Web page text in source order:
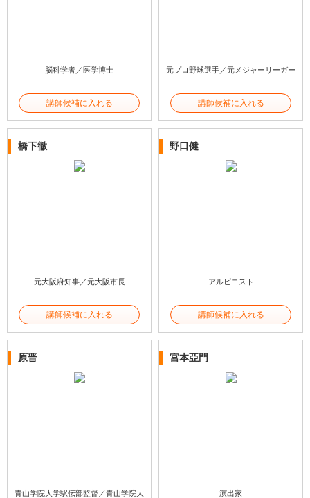
脳科学者／医学博士
講師候補に入れる
元プロ野球選手／元メジャーリーガー
講師候補に入れる
橋下徹
元大阪府知事／元大阪市長
講師候補に入れる
野口健
アルピニスト
講師候補に入れる
原晋
青山学院大学駅伝部監督／青山学院大
宮本亞門
演出家